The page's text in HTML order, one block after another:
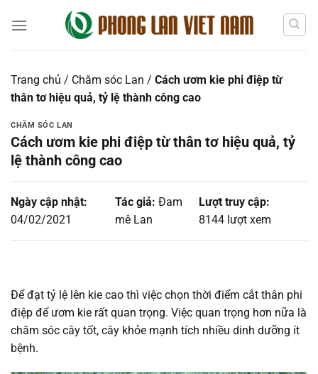
đến
Trang chủ / Chăm sóc Lan / Cách ươm kie phi điệp từ
thân tơ hiệu quả, tỷ lệ thành công cao
CHĂM SÓC LAN
Cách ươm kie phi điệp từ thân tơ hiệu quả, tỷ
lệ thành công cao
Ngày cập nhật:
04/02/2021
Tác giả: Đam
mê Lan
Lượt truy cập:
8144 lượt xem
Để đạt tỷ lệ lên kie cao thì việc chọn thời điểm cắt thân phi
điệp để ươm kie rất quan trọng. Việc quan trọng hơn nữa là
chăm sóc cây tốt, cây khỏe mạnh tích nhiều dinh dưỡng ít
bệnh.